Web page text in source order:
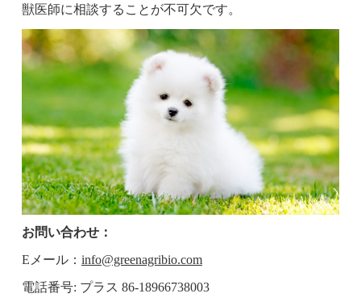
獣医師に相談することが不可欠です。
お問い合わせ：
Eメール： info@greenagribio.com
電話番号: プラス 86-18966738003